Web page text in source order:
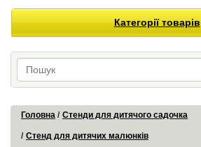
Категорії товарів
Головна Стенди для дитячого садочка
Стенд для дитячих малюнків